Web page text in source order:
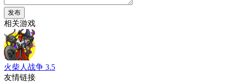
发布
相关游戏
火柴人战争 3.5
友情链接